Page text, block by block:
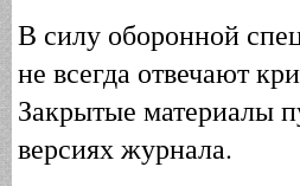
В силу оборонной
не всегда отвечают
Закрытые материалы
версиях журнала.